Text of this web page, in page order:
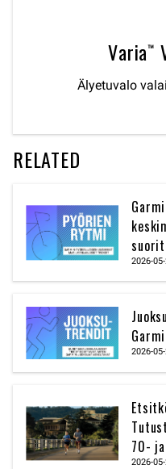
Varia™
Älyetuvalo
RELATED
2026-
2026-
70-
2026-